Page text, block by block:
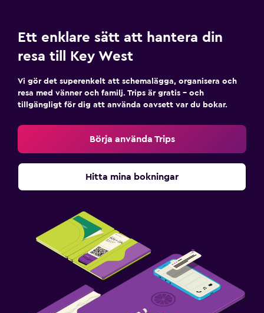
Ett enklare sätt att hantera din
resa till Key West
Vi gör det superenkelt att schemalägga, organisera och
resa med vänner och familj. Trips är gratis – och
tillgängligt för dig att använda oavsett var du bokar.
Börja använda Trips
Hitta mina bokningar